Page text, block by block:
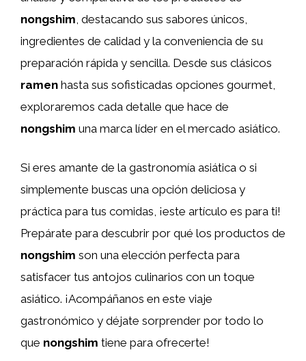
nongshim , destacando sus sabores únicos,
ingredientes de calidad y la conveniencia de su
preparación rápida y sencilla. Desde sus clásicos
ramen hasta sus sofisticadas opciones gourmet,
exploraremos cada detalle que hace de
nongshim una marca líder en el mercado asiático.
Si eres amante de la gastronomía asiática o si
simplemente buscas una opción deliciosa y
práctica para tus comidas, ¡este artículo es para ti!
Prepárate para descubrir por qué los productos de
nongshim son una elección perfecta para
satisfacer tus antojos culinarios con un toque
asiático. ¡Acompáñanos en este viaje
gastronómico y déjate sorprender por todo lo
que nongshim tiene para ofrecerte!